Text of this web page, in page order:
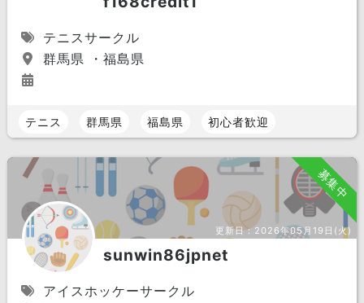
テニスサークル
群馬県 ・福島県
テニス 群馬県 福島県 初心者歓迎
募集中
更新日： 2026年05月19日(火)
sunwin86jpnet
アイスホッケーサークル